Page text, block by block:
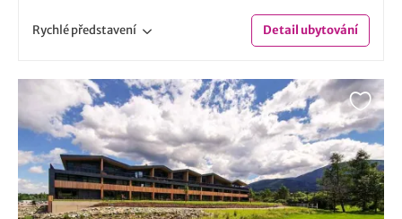
Rychlépředstavení Detailubytování